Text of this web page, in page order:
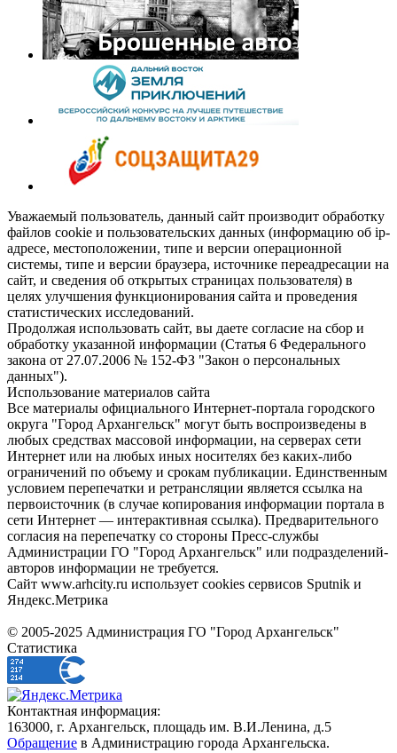
Уважаемый пользователь, данный сайт производит обработку
файлов cookie и пользовательских данных (информацию об ip-
адресе, местоположении, типе и версии операционной
системы, типе и версии браузера, источнике переадресации на
сайт, и сведения об открытых страницах пользователя) в
целях улучшения функционирования сайта и проведения
статистических исследований.
Продолжая использовать сайт, вы даете согласие на сбор и
обработку указанной информации (Статья 6 Федерального
закона от 27.07.2006 № 152-ФЗ "Закон о персональных
данных").
Использование материалов сайта
Все материалы официального Интернет-портала городского
округа "Город Архангельск" могут быть воспроизведены в
любых средствах массовой информации, на серверах сети
Интернет или на любых иных носителях без каких-либо
ограничений по объему и срокам публикации. Единственным
условием перепечатки и ретрансляции является ссылка на
первоисточник (в случае копирования информации портала в
сети Интернет — интерактивная ссылка). Предварительного
согласия на перепечатку со стороны Пресс-службы
Администрации ГО "Город Архангельск" или подразделений-
авторов информации не требуется.
Сайт www.arhcity.ru использует cookies сервисов Sputnik и
Яндекс.Метрика
© 2005-2025 Администрация ГО "Город Архангельск"
Статистика
Контактная информация:
163000, г. Архангельск, площадь им. В.И.Ленина, д.5
Обращение в Администрацию города Архангельска.